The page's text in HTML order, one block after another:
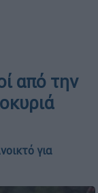
από την
για